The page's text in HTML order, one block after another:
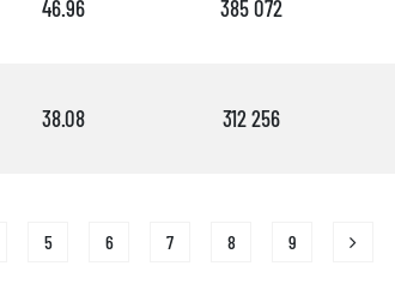
46.96 385 072
38.08 312 256
5 6 7 8 9